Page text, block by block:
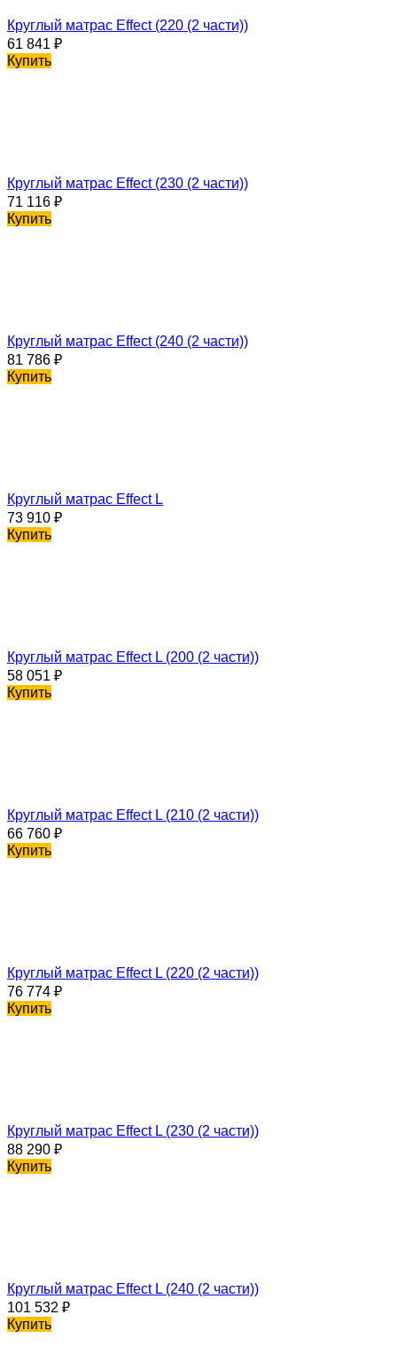
Круглый матрас Effect (220 (2 части))
61 841 ₽
Купить
Круглый матрас Effect (230 (2 части))
71 116 ₽
Купить
Круглый матрас Effect (240 (2 части))
81 786 ₽
Купить
Круглый матрас Effect L
73 910 ₽
Купить
Круглый матрас Effect L (200 (2 части))
58 051 ₽
Купить
Круглый матрас Effect L (210 (2 части))
66 760 ₽
Купить
Круглый матрас Effect L (220 (2 части))
76 774 ₽
Купить
Круглый матрас Effect L (230 (2 части))
88 290 ₽
Купить
Круглый матрас Effect L (240 (2 части))
101 532 ₽
Купить